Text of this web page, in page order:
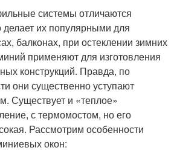
системы отличаются
их популярными для
балконах, при остеклении зимних
применяют для изготовления
конструкций. Правда, по
они существенно уступают
Существует и «теплое»
с термомостом, но его
Рассмотрим особенности
окон: